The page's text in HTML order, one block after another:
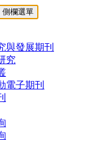
側欄選單
與發展期刊
究
電子期刊